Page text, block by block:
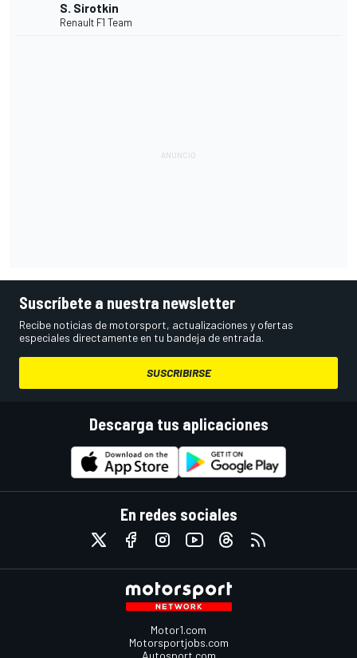
S. Sirotkin
Renault F1 Team
Suscríbete a nuestra newsletter
Recibe noticias de motorsport, actualizaciones y ofertas
especiales directamente en tu bandeja de entrada.
SUSCRIBIRSE
Descarga tus aplicaciones
En redes sociales
Motor1.com
Motorsportjobs.com
Autosport.com